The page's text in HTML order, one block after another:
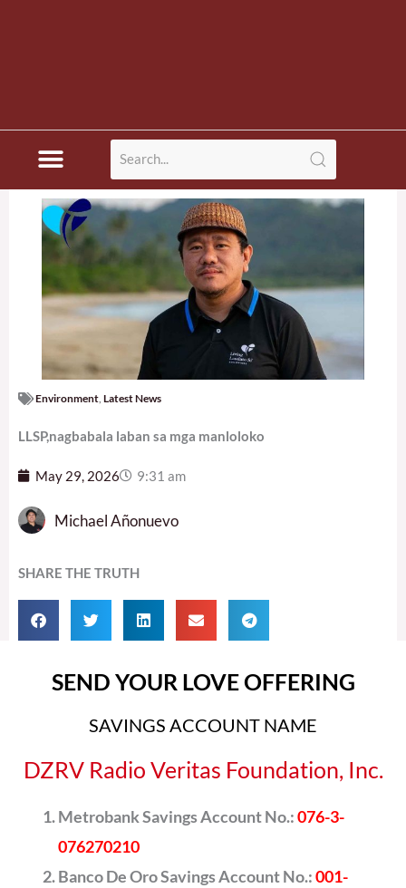
Environment Latest News
LLSP,nagbabala laban sa mga manloloko
May 29, 2026 9:31 am
Michael Añonuevo
SHARE THE TRUTH
SEND YOUR LOVE OFFERING
SAVINGS ACCOUNT NAME
DZRV Radio Veritas Foundation, Inc.
Metrobank Savings Account No.:076-3-
076270210
Banco De Oro Savings Account No.:001-